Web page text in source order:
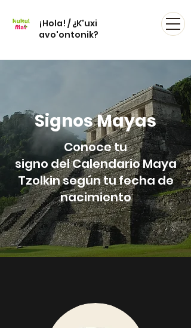
¡Hola! / ¿K'uxi
avo'ontonik?
Signos Mayas
Conoce tu
signo del Calendario Maya
Tzolkin según tu fecha de
nacimiento